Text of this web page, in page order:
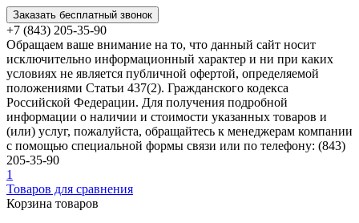
Заказать бесплатный звонок
+7 (843) 205-35-90
Обращаем ваше внимание на то, что данный сайт носит
исключительно информационный характер и ни при каких
условиях не является публичной офертой, определяемой
положениями Статьи 437(2). Гражданского кодекса
Российской Федерации. Для получения подробной
информации о наличии и стоимости указанных товаров и
(или) услуг, пожалуйста, обращайтесь к менеджерам компании
с помощью специальной формы связи или по телефону: (843)
205-35-90
1
Товаров для сравнения
Корзина товаров